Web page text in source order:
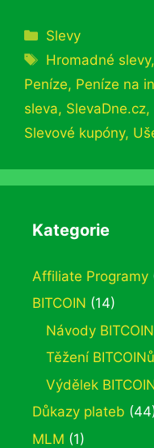
Rubriky
Slevy
Štítky
Hromadné slevy,
Peníze, Peníze na
sleva, SlevaDne.cz,
Slevové kupóny,
Kategorie
Affiliate Programy
BITCOIN (14)
Návody BITCOIN
Těžení BITCOINů
Výdělek
Důkazy plateb
MLM (1)